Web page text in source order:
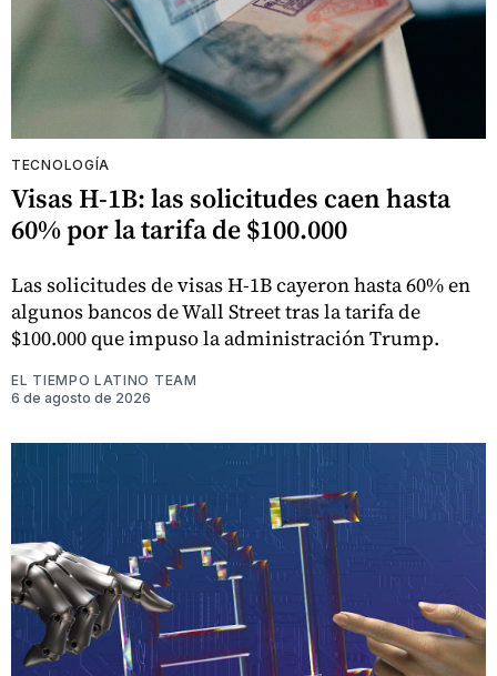
TECNOLOGÍA
Visas H-1B: las solicitudes caen hasta
60% por la tarifa de $100.000
Las solicitudes de visas H-1B cayeron hasta 60% en
algunos bancos de Wall Street tras la tarifa de
$100.000 que impuso la administración Trump.
EL TIEMPO LATINO TEAM
6 de agosto de 2026